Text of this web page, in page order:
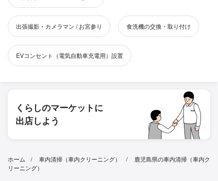
出張撮影・カメラマン / お宮参り 食洗機の交換・取り付け
EVコンセント（電気自動車充電用）設置
くらしのマーケットに
出店しよう
ホーム 車内清掃（車内クリーニング）
鹿児島県の車内清掃（車内ク
リーニング）